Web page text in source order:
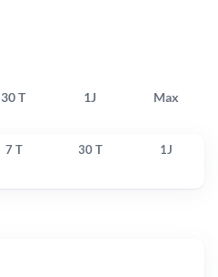
30 T 1J Max
7 T 30 T 1J